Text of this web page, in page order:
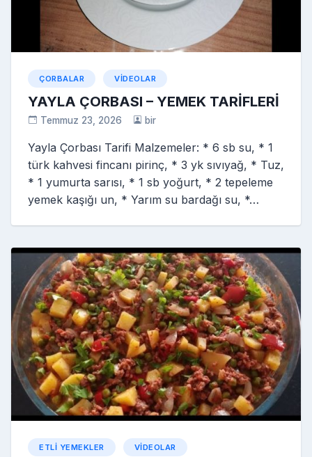
ÇORBALAR VIDEOLAR
YAYLA ÇORBASI – YEMEK TARİFLERİ
Temmuz 23, 2026 bir
Yayla Çorbası Tarifi Malzemeler: * 6 sb su, * 1
türk kahvesi fincanı pirinç, * 3 yk sıvıyağ, * Tuz,
* 1 yumurta sarısı, * 1 sb yoğurt, * 2 tepeleme
yemek kaşığı un, * Yarım su bardağı su, *…
ETLI YEMEKLER VIDEOLAR